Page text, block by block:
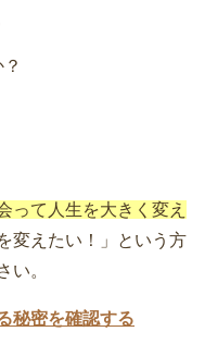
って人生を大きく変え
変えたい！」という方
い。
秘密を確認する